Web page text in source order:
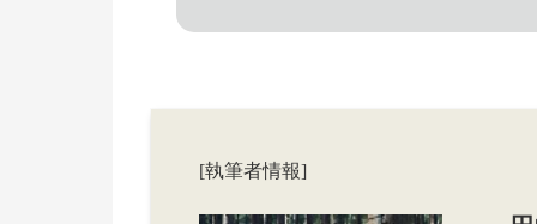
[執筆者情報]